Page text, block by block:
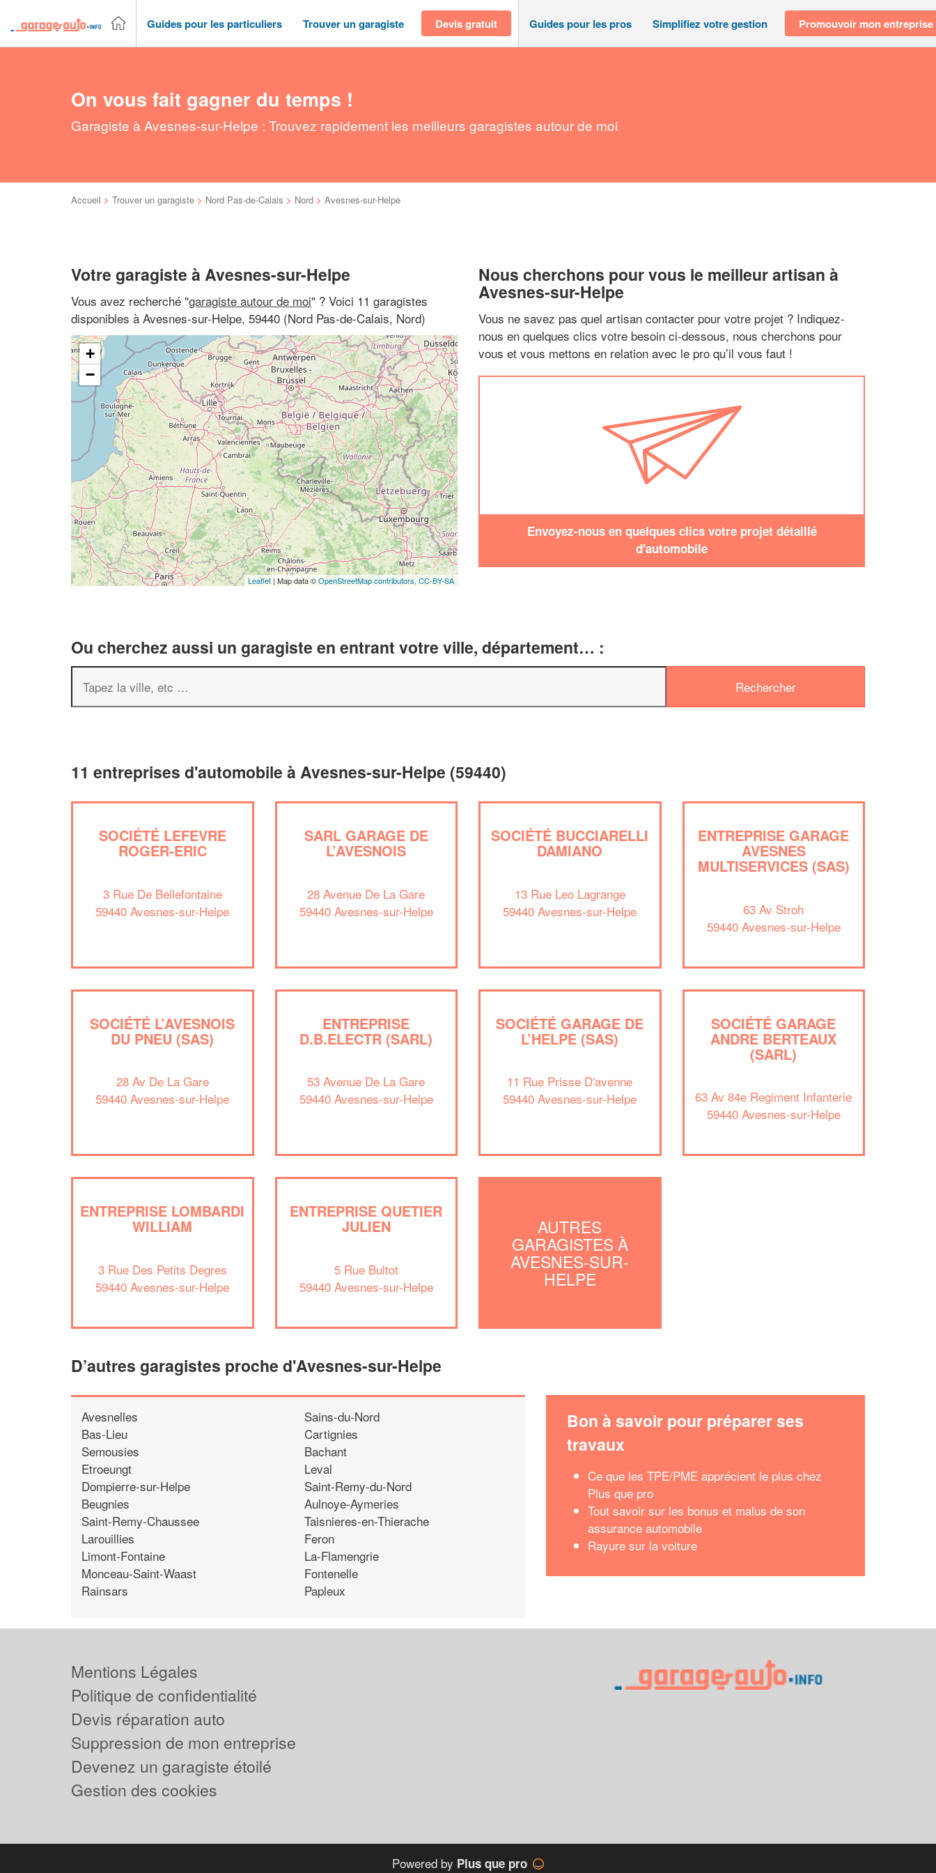
Guides pour les particuliers Trouver un garagiste Devis gratuit Guides pour les pros Simplifiez votre gestion Promouvoir mon entreprise
On vous fait gagner du temps !
Garagiste à Avesnes-sur-Helpe : Trouvez rapidement les meilleurs garagistes autour de moi
Accueil > Trouver un garagiste > Nord Pas-de-Calais > Nord > Avesnes-sur-Helpe
Votre garagiste à Avesnes-sur-Helpe
Vous avez recherché "garagiste autour de moi" ? Voici 11 garagistes
disponibles à Avesnes-sur-Helpe, 59440 (Nord Pas-de-Calais, Nord)
+
−
Leaflet | Map data ©OpenStreetMap contributors, CC-BY-SA
Nous cherchons pour vous le meilleur artisan à
Avesnes-sur-Helpe
Vous ne savez pas quel artisan contacter pour votre projet ? Indiquez-
nous en quelques clics votre besoin ci-dessous, nous cherchons pour
vous et vous mettons en relation avec le pro qu’il vous faut !
Envoyez-nous en quelques clics votre projet détaillé
d'automobile
Ou cherchez aussi un garagiste en entrant votre ville, département… :
11 entreprises d'automobile à Avesnes-sur-Helpe (59440)
SOCIÉTÉ LEFEVRE
ROGER-ERIC
3 Rue De Bellefontaine
59440 Avesnes-sur-Helpe
SARL GARAGE DE
L’AVESNOIS
28 Avenue De La Gare
59440 Avesnes-sur-Helpe
SOCIÉTÉ BUCCIARELLI
DAMIANO
13 Rue Leo Lagrange
59440 Avesnes-sur-Helpe
ENTREPRISE GARAGE
AVESNES
MULTISERVICES (SAS)
63 Av Stroh
59440 Avesnes-sur-Helpe
SOCIÉTÉ L’AVESNOIS
DU PNEU (SAS)
28 Av De La Gare
59440 Avesnes-sur-Helpe
ENTREPRISE
D.B.ELECTR (SARL)
53 Avenue De La Gare
59440 Avesnes-sur-Helpe
SOCIÉTÉ GARAGE DE
L’HELPE (SAS)
11 Rue Prisse D'avenne
59440 Avesnes-sur-Helpe
SOCIÉTÉ GARAGE
ANDRE BERTEAUX
(SARL)
63 Av 84e Regiment Infanterie
59440 Avesnes-sur-Helpe
ENTREPRISE LOMBARDI
WILLIAM
3 Rue Des Petits Degres
59440 Avesnes-sur-Helpe
ENTREPRISE QUETIER
JULIEN
5 Rue Bultot
59440 Avesnes-sur-Helpe
AUTRES
GARAGISTES À
AVESNES-SUR-
HELPE
D’autres garagistes proche d'Avesnes-sur-Helpe
Avesnelles
Bas-Lieu
Semousies
Etroeungt
Dompierre-sur-Helpe
Beugnies
Saint-Remy-Chaussee
Larouillies
Limont-Fontaine
Monceau-Saint-Waast
Rainsars
Sains-du-Nord
Cartignies
Bachant
Leval
Saint-Remy-du-Nord
Aulnoye-Aymeries
Taisnieres-en-Thierache
Feron
La-Flamengrie
Fontenelle
Papleux
Bon à savoir pour préparer ses
travaux
Ce que les TPE/PME apprécient le plus chez
Plus que pro
Tout savoir sur les bonus et malus de son
assurance automobile
Rayure sur la voiture
✕
Vous êtes un
Augmentez votre chiffre d'affaires
nouveaux clients!
Mentions Légales
Politique de confidentialité
Devis réparation auto
Suppression de mon entreprise
Devenez un garagiste étoilé
Gestion des cookies
Powered by Plus que pro